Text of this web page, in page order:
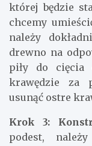
której będzie
chcemy
należy
drewno na
piły do cięcia
krawędzie za
usunąć ostre
Krok 3:
podest,